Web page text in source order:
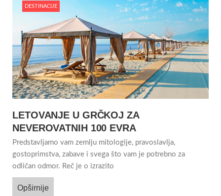
DESTINACIJE
LETOVANJE U GRČKOJ ZA
NEVEROVATNIH 100 EVRA
Predstavljamo vam zemlju mitologije, pravoslavlja,
gostoprimstva, zabave i svega što vam je potrebno za
odličan odmor. Reč je o izrazito
Opširnije